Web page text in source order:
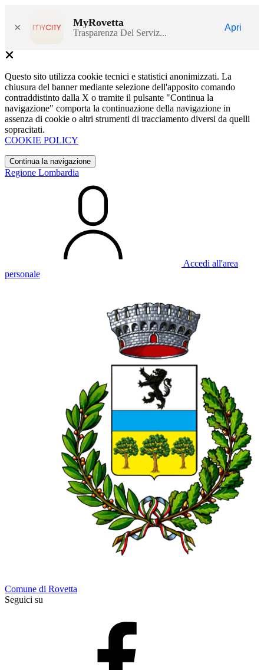
× MyRovetta
Trasparenza Del Serviz...
Apri
Questo sito utilizza cookie tecnici e statistici anonimizzati. La
chiusura del banner mediante selezione dell'apposito comando
contraddistinto dalla X o tramite il pulsante "Continua la
navigazione" comporta la continuazione della navigazione in
assenza di cookie o altri strumenti di tracciamento diversi da quelli
sopracitati.
COOKIE POLICY
Continua la navigazione
Regione Lombardia
Accedi all'area
personale
Comune di Rovetta
Seguici su